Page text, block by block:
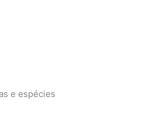
e espécies